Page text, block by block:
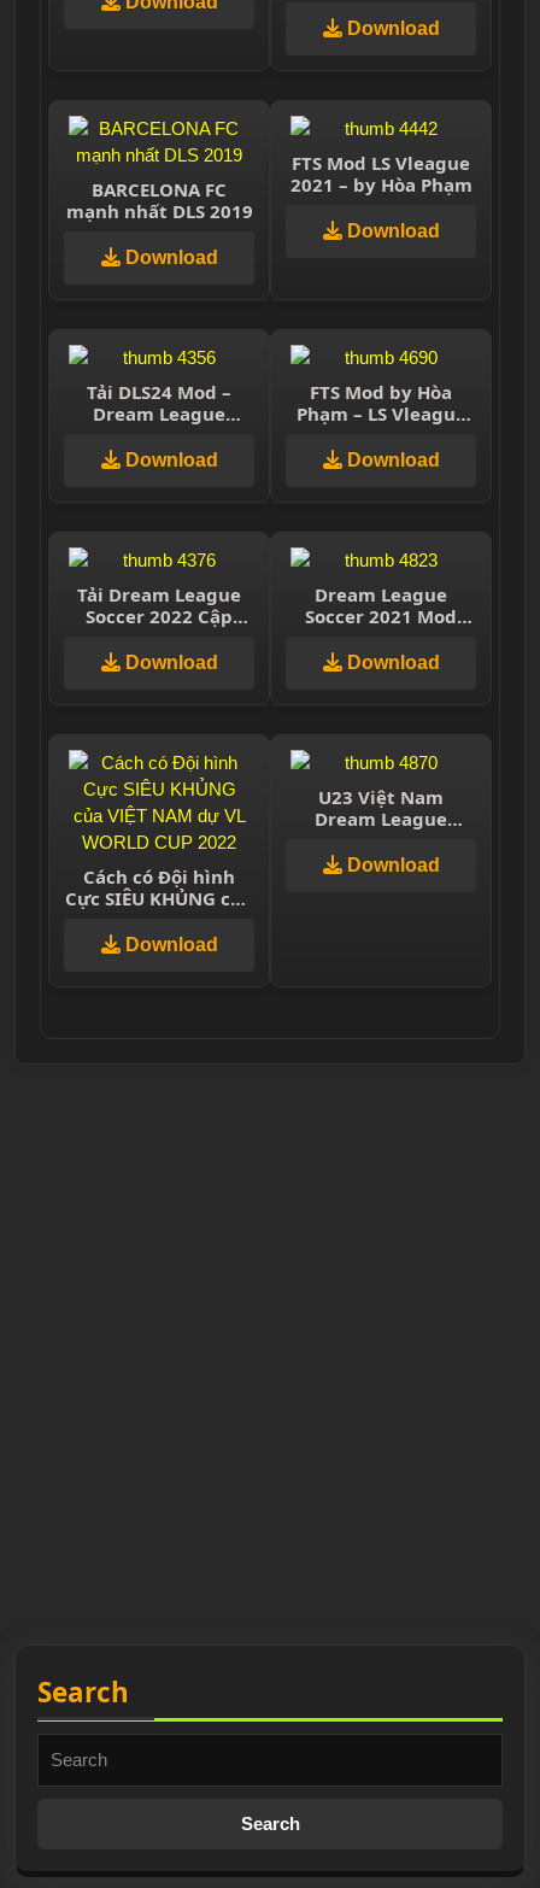
Download
BARCELONA FC
mạnh nhất DLS 2019
Download
FTS Mod LS Vleague
2021 – by Hòa Phạm
Download
Tải DLS24 Mod –
Dream League
thủ VN
Download
FTS Mod by Hòa
Phạm – LS Vleague
Download
Tải Dream League
Soccer 2022 Cập
Download
Dream League
Soccer 2021 Mod
Download
Cách có Đội hình
Cực SIÊU KHỦNG của
WORLD CUP 2022
Download
U23 Việt Nam
Dream League
Download
Search